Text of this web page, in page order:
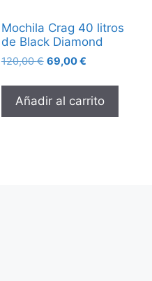
Mochila Crag 40 litros
de Black Diamond
120,00€ 69,00€
Añadir al carrito